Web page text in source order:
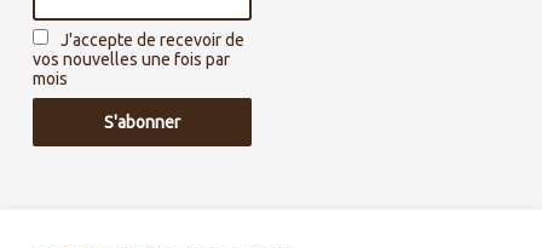
J'accepte de recevoir de
vos nouvelles une fois par
mois